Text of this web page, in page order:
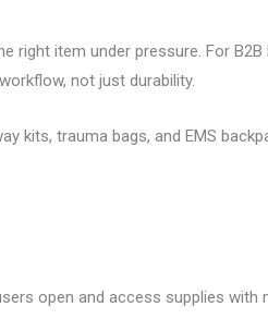
right item under pressure. For
not just durability.
kits, trauma bags, and EMS
open and access supplies with